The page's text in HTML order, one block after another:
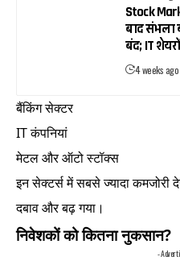
Stock
बाद संभला
बंद; IT
4 weeks ago
बैंकिंग सेक्टर
IT कंपनियां
मेटल और ऑटो स्टॉक्स
इन सेक्टर्स में सबसे ज्यादा
दबाव और बढ़ गया।
निवेशकों को कितना नुकसान?
-